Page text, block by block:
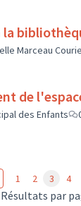
la
Marceau
de
des Enfants
Résultats par
1 2 3 4